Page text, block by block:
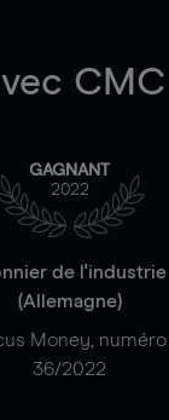
GAGNANT
2022
de l'industrie
(Allemagne)
Money, numéro
36/2022